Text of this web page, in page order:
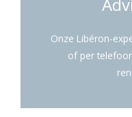
Onze Libéron-
of per